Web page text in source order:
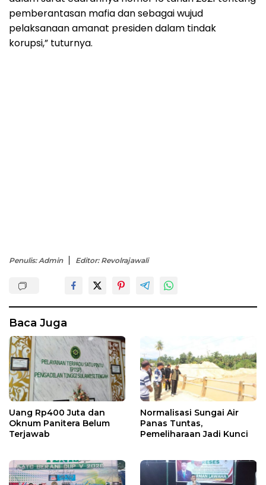
pemberantasan mafia dan sebagai wujud
pelaksanaan amanat presiden dalam tindak
korupsi,” tuturnya.
Penulis: Admin Editor: Revolrajawali
Baca Juga
Uang Rp400 Juta dan
Oknum Panitera Belum
Terjawab
Normalisasi Sungai Air
Panas Tuntas,
Pemeliharaan Jadi Kunci